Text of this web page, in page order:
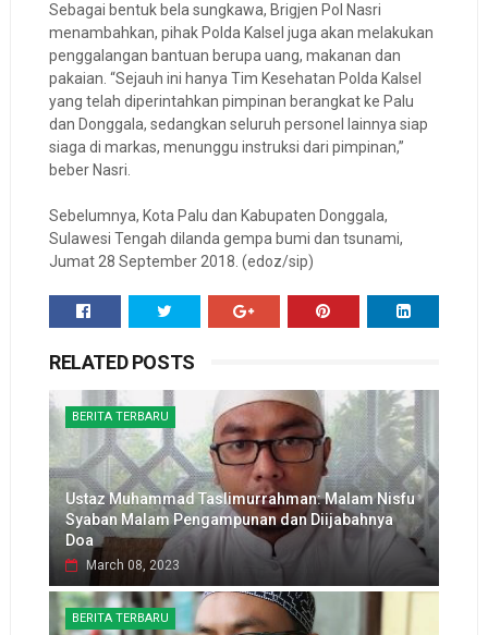
Sebagai bentuk bela sungkawa, Brigjen Pol Nasri
menambahkan, pihak Polda Kalsel juga akan melakukan
penggalangan bantuan berupa uang, makanan dan
pakaian. “Sejauh ini hanya Tim Kesehatan Polda Kalsel
yang telah diperintahkan pimpinan berangkat ke Palu
dan Donggala, sedangkan seluruh personel lainnya siap
siaga di markas, menunggu instruksi dari pimpinan,”
beber Nasri.
Sebelumnya, Kota Palu dan Kabupaten Donggala,
Sulawesi Tengah dilanda gempa bumi dan tsunami,
Jumat 28 September 2018. (edoz/sip)
RELATED POSTS
BERITA TERBARU
Ustaz Muhammad Taslimurrahman: Malam Nisfu
Syaban Malam Pengampunan dan Diijabahnya
Doa
March 08, 2023
BERITA TERBARU